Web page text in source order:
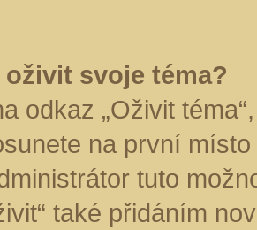
svoje téma?
odkaz „Oživit
na první
tuto
také přidáním